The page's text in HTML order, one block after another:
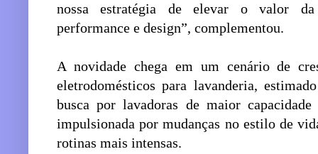
nossa estratégia de elevar o valor da
performance e design”, complementou.
A novidade chega em um cenário de
eletrodomésticos para lavanderia,
busca por lavadoras de maior
impulsionada por mudanças no estilo de
rotinas mais intensas.